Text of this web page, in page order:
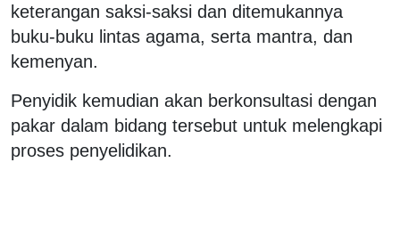
keterangan saksi-saksi dan ditemukannya
buku-buku lintas agama, serta mantra, dan
kemenyan.
Penyidik kemudian akan berkonsultasi dengan
pakar dalam bidang tersebut untuk melengkapi
proses penyelidikan.